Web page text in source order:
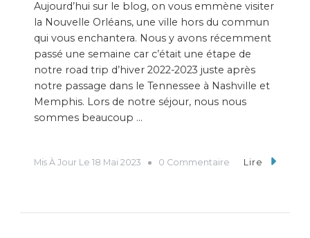
Aujourd’hui sur le blog, on vous emmène visiter
la Nouvelle Orléans, une ville hors du commun
qui vous enchantera. Nous y avons récemment
passé une semaine car c’était une étape de
notre road trip d’hiver 2022-2023 juste après
notre passage dans le Tennessee à Nashville et
Memphis. Lors de notre séjour, nous nous
sommes beaucoup …
Mis À Jour Le 18 Mai 2023 0 Commentaire Lire